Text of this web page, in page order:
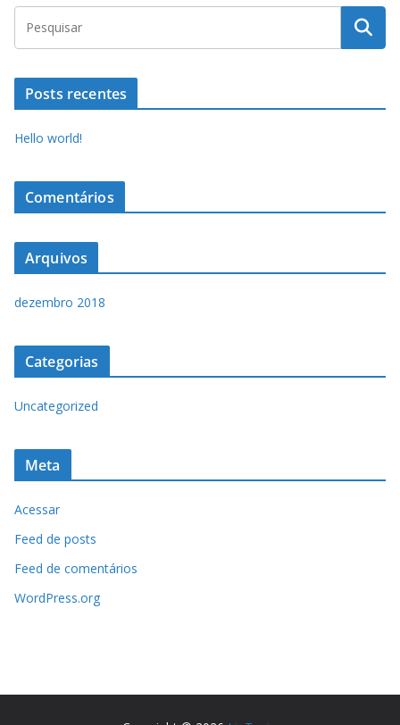
Posts recentes
Hello world!
Comentários
Arquivos
dezembro 2018
Categorias
Uncategorized
Meta
Acessar
Feed de posts
Feed de comentários
WordPress.org